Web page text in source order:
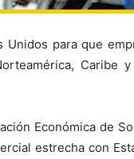
para que
Caribe y
Económica de
estrecha con